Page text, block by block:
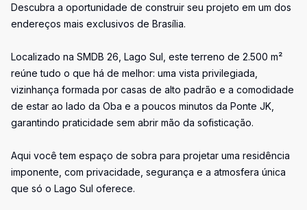
Descubra a oportunidade de construir seu projeto em um dos
endereços mais exclusivos de Brasília.
Localizado na SMDB 26, Lago Sul, este terreno de 2.500 m²
reúne tudo o que há de melhor: uma vista privilegiada,
vizinhança formada por casas de alto padrão e a comodidade
de estar ao lado da Oba e a poucos minutos da Ponte JK,
garantindo praticidade sem abrir mão da sofisticação.
Aqui você tem espaço de sobra para projetar uma residência
imponente, com privacidade, segurança e a atmosfera única
que só o Lago Sul oferece.